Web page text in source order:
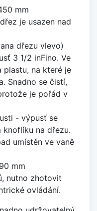
mm
je usazen nad
dřezu vlevo)
3 1/2 inFino. Ve
na které je
Snadno se čistí,
je pořád v
- výpusť se
na dřezu.
umístěn ve vaně
mm
nutno zhotovit
ovládání.